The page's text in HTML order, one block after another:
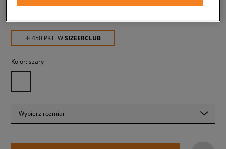
529,99 zł -15%
(najniższa cena od momentu wprowadzenia produktu)
✛ 450 PKT. WSIZEERCLUB
Kolor: szary
Wybierz rozmiar